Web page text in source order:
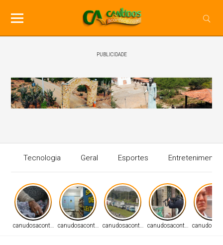
PUBLICIDADE
Tecnologia Geral Esportes Entretenimento
canudosacontece.comcanudosacontece.comcanudosacontece.comcanudosacontece.com